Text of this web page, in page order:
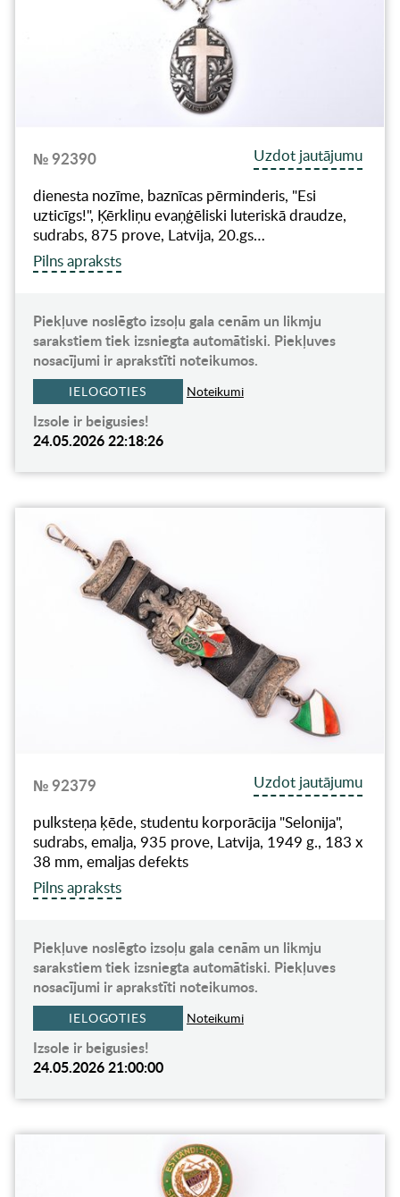
№ 92390
Uzdot jautājumu
dienesta nozīme, baznīcas pērminderis, "Esi
uzticīgs!", Ķērkliņu evaņģēliski luteriskā draudze,
sudrabs, 875 prove, Latvija, 20.gs…
Pilns apraksts
Piekļuve noslēgto izsoļu gala cenām un likmju
sarakstiem tiek izsniegta automātiski. Piekļuves
nosacījumi ir aprakstīti noteikumos.
IELOGOTIES Noteikumi
Izsole ir beigusies!
24.05.2026 22:18:26
№ 92379
Uzdot jautājumu
pulksteņa ķēde, studentu korporācija "Selonija",
sudrabs, emalja, 935 prove, Latvija, 1949 g., 183 x
38 mm, emaljas defekts
Pilns apraksts
Piekļuve noslēgto izsoļu gala cenām un likmju
sarakstiem tiek izsniegta automātiski. Piekļuves
nosacījumi ir aprakstīti noteikumos.
IELOGOTIES Noteikumi
Izsole ir beigusies!
24.05.2026 21:00:00